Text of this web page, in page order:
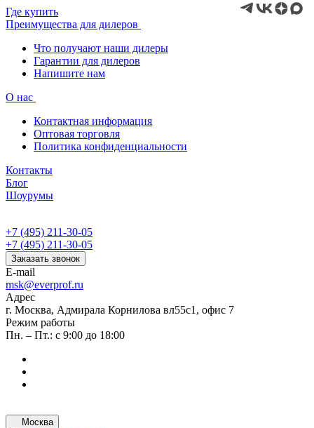
Где купить
Преимущества для дилеров
Что получают наши дилеры
Гарантии для дилеров
Напишите нам
О нас
Контактная информация
Оптовая торговля
Политика конфиденциальности
Контакты
Блог
Шоурумы
+7 (495) 211-30-05
+7 (495) 211-30-05
Заказать звонок
E-mail
msk@everprof.ru
Адрес
г. Москва, Адмирала Корнилова вл55с1, офис 7
Режим работы
Пн. – Пт.: с 9:00 до 18:00
Москва